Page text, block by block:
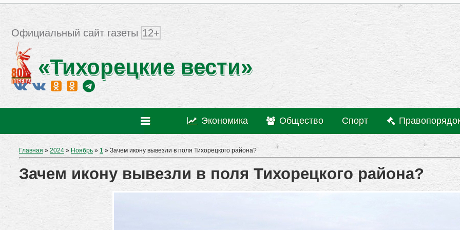
Официальный сайт газеты 12+
«Тихорецкие вести»
Экономика Общество Спорт
Главная »2024 » Ноябрь » 1 » Зачем икону вывезли в поля Тихорецкого района?
Зачем икону вывезли в поля Тихорецкого района?